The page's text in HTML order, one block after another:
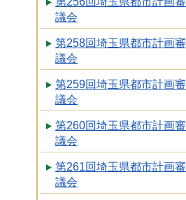
議会
第258回埼玉県都市計画審
議会
第259回埼玉県都市計画審
議会
第260回埼玉県都市計画審
議会
第261回埼玉県都市計画審
議会